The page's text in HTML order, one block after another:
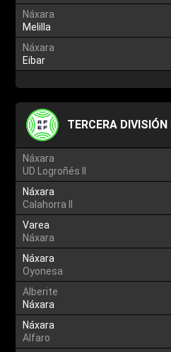
Náxara
Melilla
Náxara
Eibar
TERCERA
Náxara
UD Logroñés II
Náxara
Calahorra II
Varea
Náxara
Náxara
Oyonesa
Alberite
Náxara
Náxara
Alfaro